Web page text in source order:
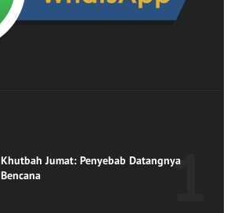
Khutbah Jumat: Penyebab Datangnya
Bencana